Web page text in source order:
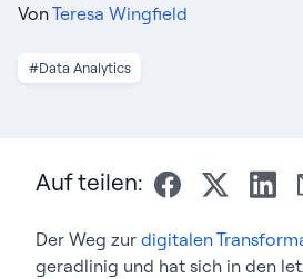
VonTeresa Wingfield
#Data Analytics
Auf teilen:
Der Weg zur digitalen
geradlinig und hat sich in den